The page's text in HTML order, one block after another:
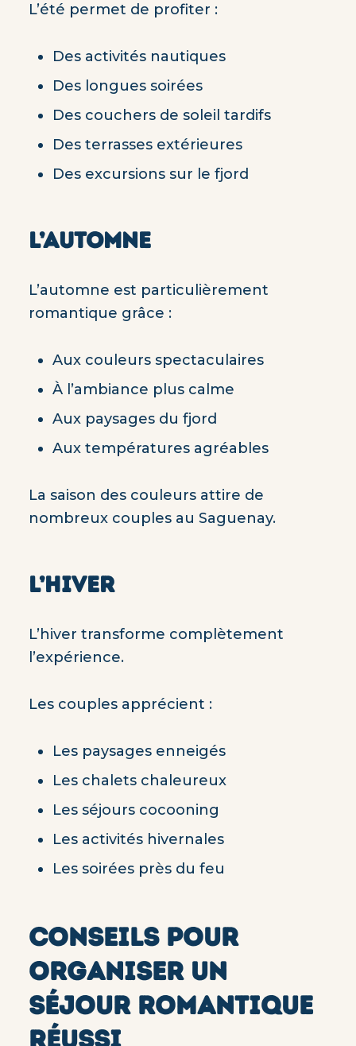
L’été permet de profiter :
Des activités nautiques
Des longues soirées
Des couchers de soleil tardifs
Des terrasses extérieures
Des excursions sur le fjord
L’AUTOMNE
L’automne est particulièrement
romantique grâce :
Aux couleurs spectaculaires
À l’ambiance plus calme
Aux paysages du fjord
Aux températures agréables
La saison des couleurs attire de
nombreux couples au Saguenay.
L’HIVER
L’hiver transforme complètement
l’expérience.
Les couples apprécient :
Les paysages enneigés
Les chalets chaleureux
Les séjours cocooning
Les activités hivernales
Les soirées près du feu
CONSEILS POUR
ORGANISER UN
SÉJOUR ROMANTIQUE
RÉUSSI